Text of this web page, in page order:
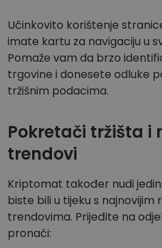
Učinkovito korištenje
imate kartu za navigaciju u
Pomaže vam da brzo
trgovine i donesete odluke
tržišnim podacima.
Pokretači tržišta i
trendovi
Kriptomat također nudi
biste bili u tijeku s najnovijim
trendovima. Prijeđite na
pronaći: